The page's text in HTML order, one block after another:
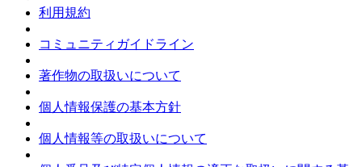
利用規約
コミュニティガイドライン
著作物の取扱いについて
個人情報保護の基本方針
個人情報等の取扱いについて